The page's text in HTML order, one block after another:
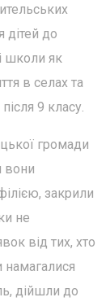
дітей до
школи як
в селах та
9 класу.
громади
вони
закрили
не
від тих, хто
намагалися
дійшли до